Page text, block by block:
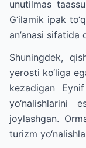
unutilmas
G‘ilamik ipak
an’anasi sifatida
Shuningdek,
yerosti ko‘liga
kezadigan
yo‘nalishlarini
joylashgan.
turizm